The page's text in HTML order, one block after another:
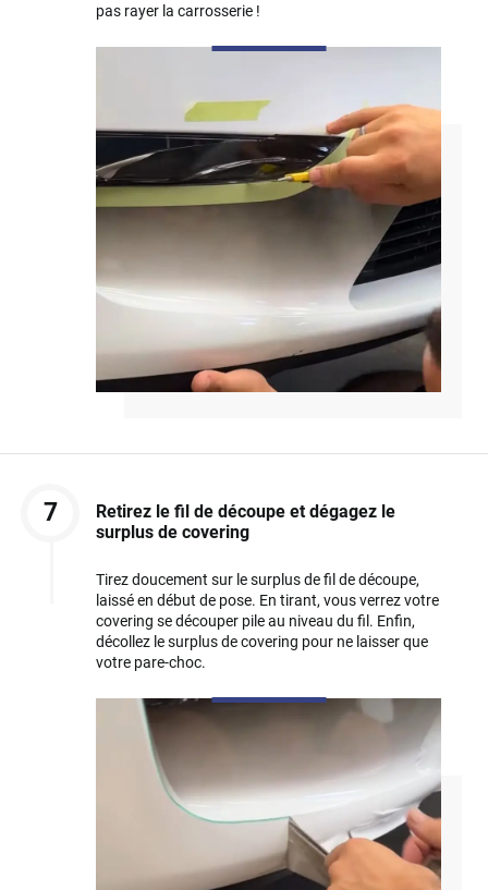
pas rayer la carrosserie !
7
Retirez le fil de découpe et dégagez le
surplus de covering
Tirez doucement sur le surplus de fil de découpe,
laissé en début de pose. En tirant, vous verrez votre
covering se découper pile au niveau du fil. Enfin,
décollez le surplus de covering pour ne laisser que
votre pare-choc.